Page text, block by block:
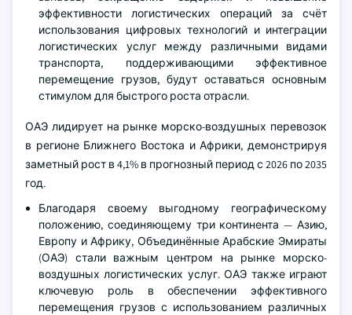
эффективности логистических операций за счёт
использования цифровых технологий и интеграции
логистических услуг между различными видами
транспорта, поддерживающими эффективное
перемещение грузов, будут оставаться основным
стимулом для быстрого роста отрасли.
ОАЭ лидирует на рынке морско-воздушных перевозок
в регионе Ближнего Востока и Африки, демонстрируя
заметный рост в 4,1% в прогнозный период с 2026 по 2035
год.
Благодаря своему выгодному географическому
положению, соединяющему три континента — Азию,
Европу и Африку, Объединённые Арабские Эмираты
(ОАЭ) стали важным центром на рынке морско-
воздушных логистических услуг. ОАЭ также играют
ключевую роль в обеспечении эффективного
перемещения грузов с использованием различных